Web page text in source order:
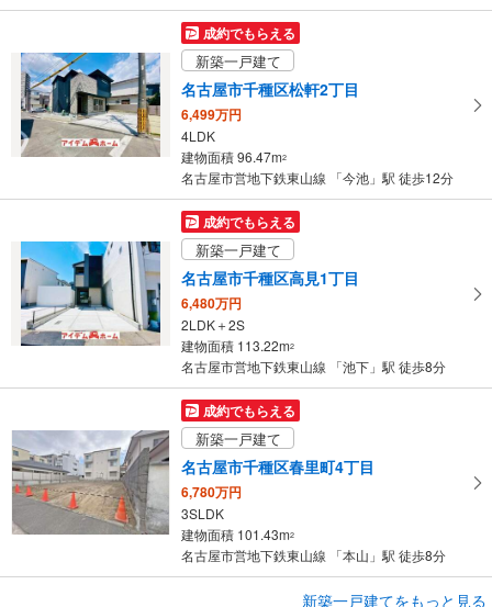
成約でもらえる
新築一戸建て
名古屋市千種区松軒2丁目
6,499万円
4LDK
建物面積 96.47m2
名古屋市営地下鉄東山線 「今池」駅 徒歩12分
成約でもらえる
新築一戸建て
名古屋市千種区高見1丁目
6,480万円
2LDK＋2S
建物面積 113.22m2
名古屋市営地下鉄東山線 「池下」駅 徒歩8分
成約でもらえる
新築一戸建て
名古屋市千種区春里町4丁目
6,780万円
3SLDK
建物面積 101.43m2
名古屋市営地下鉄東山線 「本山」駅 徒歩8分
新築一戸建てをもっと見る